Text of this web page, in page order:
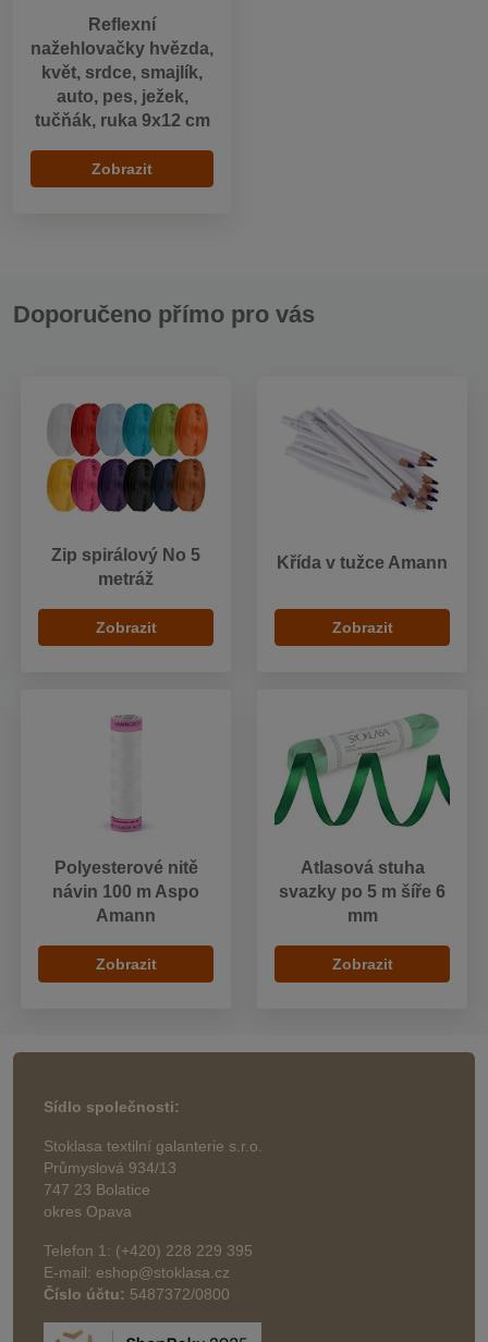
Reflexní
nažehlovačky hvězda,
květ, srdce, smajlík,
auto, pes, ježek,
tučňák, ruka 9x12 cm
Zobrazit
Doporučeno přímo pro vás
Zip spirálový No 5
metráž
Zobrazit
Křída v tužce Amann
Zobrazit
Polyesterové nitě
návin 100 m Aspo
Amann
Zobrazit
Atlasová stuha
svazky po 5 m šíře 6
mm
Zobrazit
Sídlo společnosti:
Stoklasa textilní galanterie s.r.o.
Průmyslová 934/13
747 23 Bolatice
okres Opava
Telefon 1: (+420) 228 229 395
E-mail: eshop@stoklasa.cz
Číslo účtu: 5487372/0800